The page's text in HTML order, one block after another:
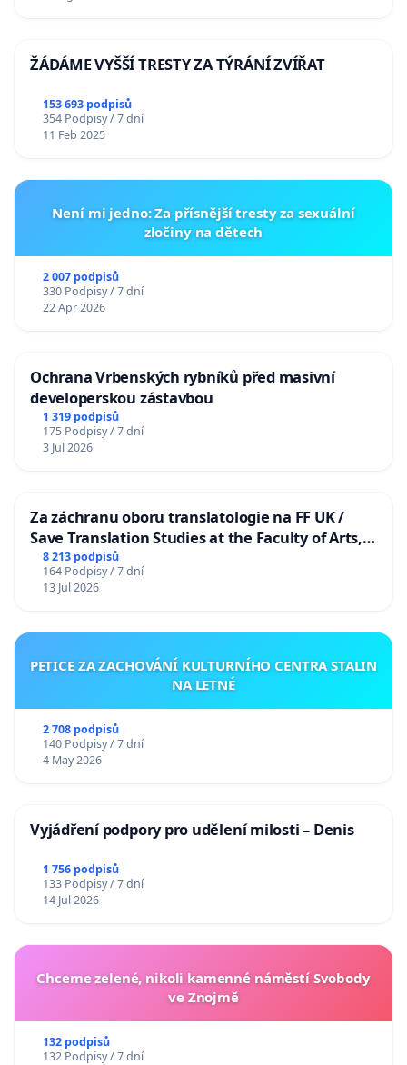
ŽÁDÁME VYŠŠÍ TRESTY ZA TÝRÁNÍ ZVÍŘAT
153 693 podpisů
354 Podpisy / 7 dní
11 Feb 2025
Není mi jedno: Za přísnější tresty za sexuální
zločiny na dětech
2 007 podpisů
330 Podpisy / 7 dní
22 Apr 2026
Ochrana Vrbenských rybníků před masivní
developerskou zástavbou
1 319 podpisů
175 Podpisy / 7 dní
3 Jul 2026
Za záchranu oboru translatologie na FF UK /
Save Translation Studies at the Faculty of Arts,
Charles University
8 213 podpisů
164 Podpisy / 7 dní
13 Jul 2026
PETICE ZA ZACHOVÁNÍ KULTURNÍHO CENTRA STALIN
NA LETNÉ
2 708 podpisů
140 Podpisy / 7 dní
4 May 2026
Vyjádření podpory pro udělení milosti – Denis
1 756 podpisů
133 Podpisy / 7 dní
14 Jul 2026
Chceme zelené, nikoli kamenné náměstí Svobody
ve Znojmě
132 podpisů
132 Podpisy / 7 dní